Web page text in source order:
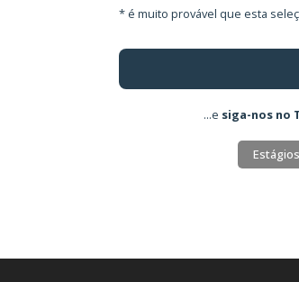
* é muito provável que esta
...e siga-nos no